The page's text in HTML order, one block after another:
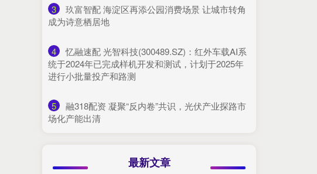
3
​玖富智配 海淀区再添公园消费场景 让城市转角
成为诗意栖居地
4
​忆融速配 光智科技(300489.SZ)：红外车载AI系
统于2024年已完成样机开发和测试，计划于2025年
进行小批量投产和路测
5
​融318配资 凝聚“反内卷”共识，光伏产业探路市
场化产能出清
最新文章